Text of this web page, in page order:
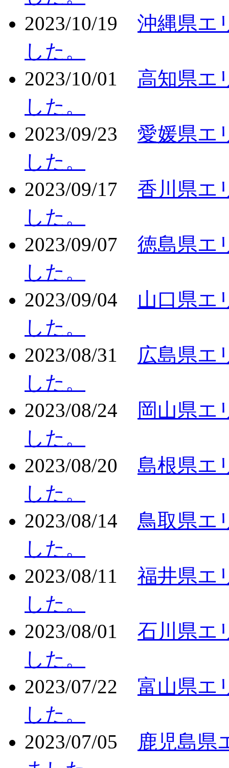
2023/10/19
沖縄県エ
した。
2023/10/01
高知県エ
した。
2023/09/23
愛媛県エ
した。
2023/09/17
香川県エ
した。
2023/09/07
徳島県エ
した。
2023/09/04
山口県エ
した。
2023/08/31
広島県エ
した。
2023/08/24
岡山県エ
した。
2023/08/20
島根県エ
した。
2023/08/14
鳥取県エ
した。
2023/08/11
福井県エ
した。
2023/08/01
石川県エ
した。
2023/07/22
富山県エ
した。
2023/07/05
鹿児島県